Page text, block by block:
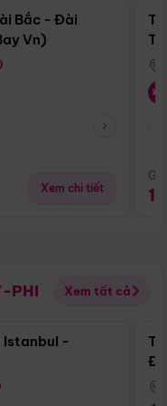
Bắc - Đài
Vn)
Xem chi tiết
PHI Xem tất cả
Điểm nổi bật
Istanbul -